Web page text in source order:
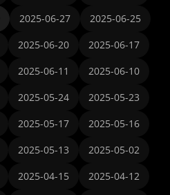
2025-06-27
2025-06-25
2025-06-20
2025-06-17
2025-06-11
2025-06-10
2025-05-24
2025-05-23
2025-05-17
2025-05-16
2025-05-13
2025-05-02
2025-04-15
2025-04-12